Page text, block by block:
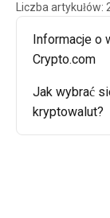
Liczba artykułów:
Informacje o
Crypto.com
Jak wybrać
kryptowalut?